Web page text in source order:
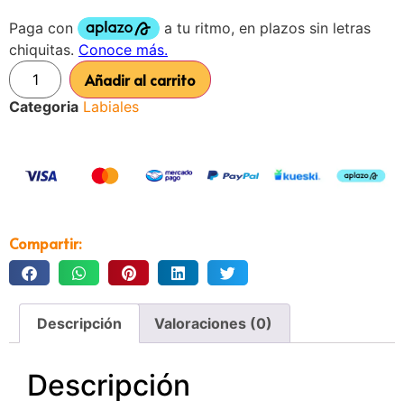
Añadir al carrito
Categoria Labiales
Compartir:
Descripción Valoraciones (0)
Descripción